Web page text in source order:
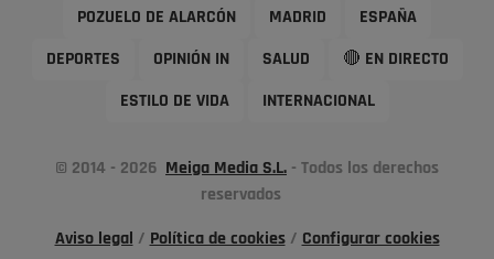
POZUELO DE ALARCÓN MADRID ESPAÑA
DEPORTES OPINIÓN IN SALUD 🔴 EN DIRECTO
ESTILO DE VIDA INTERNACIONAL
© 2014 - 2026 Meiga Media S.L. - Todos los derechos
reservados
Aviso legal / Política de cookies/ Configurar cookies